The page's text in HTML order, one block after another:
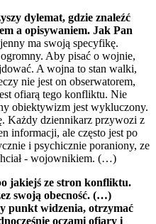
dylemat, gdzie znaleźć
a opisywaniem. Jak Pan
ma swoją specyfikę.
Aby pisać o wojnie,
A wojna to stan walki,
nie jest on obserwatorem,
ofiarą tego konfliktu. Nie
obiektywizm jest wykluczony.
Każdy dziennikarz przywozi z
informacji, ale często jest po
i psychicznie poraniony, ze
- wojownikiem. (…)
jakiejś ze stron konfliktu.
swoją obecność. (…)
punkt widzenia, otrzymać
oczami ofiary i